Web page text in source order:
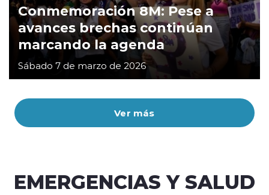
Ver más
Conmemoración 8M: Pese a
avances brechas continúan
marcando la agenda
Sábado 7 de marzo de 2026
EMERGENCIAS Y SALUD